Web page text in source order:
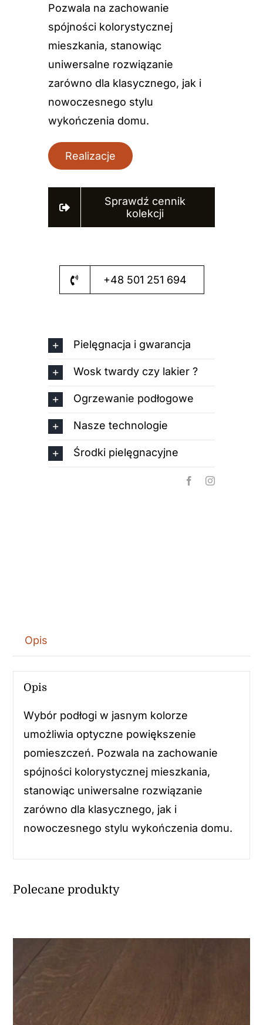
Pozwala na zachowanie
spójności kolorystycznej
mieszkania, stanowiąc
uniwersalne rozwiązanie
zarówno dla klasycznego, jak i
nowoczesnego stylu
wykończenia domu.
Realizacje
Sprawdź cennik
kolekcji
+48 501 251 694
Pielęgnacja i gwarancja
Wosk twardy czy lakier ?
Ogrzewanie podłogowe
Nasze technologie
Środki pielęgnacyjne
Opis
Opis
Wybór podłogi w jasnym kolorze
umożliwia optyczne powiększenie
pomieszczeń. Pozwala na zachowanie
spójności kolorystycznej mieszkania,
stanowiąc uniwersalne rozwiązanie
zarówno dla klasycznego, jak i
nowoczesnego stylu wykończenia domu.
Polecane produkty